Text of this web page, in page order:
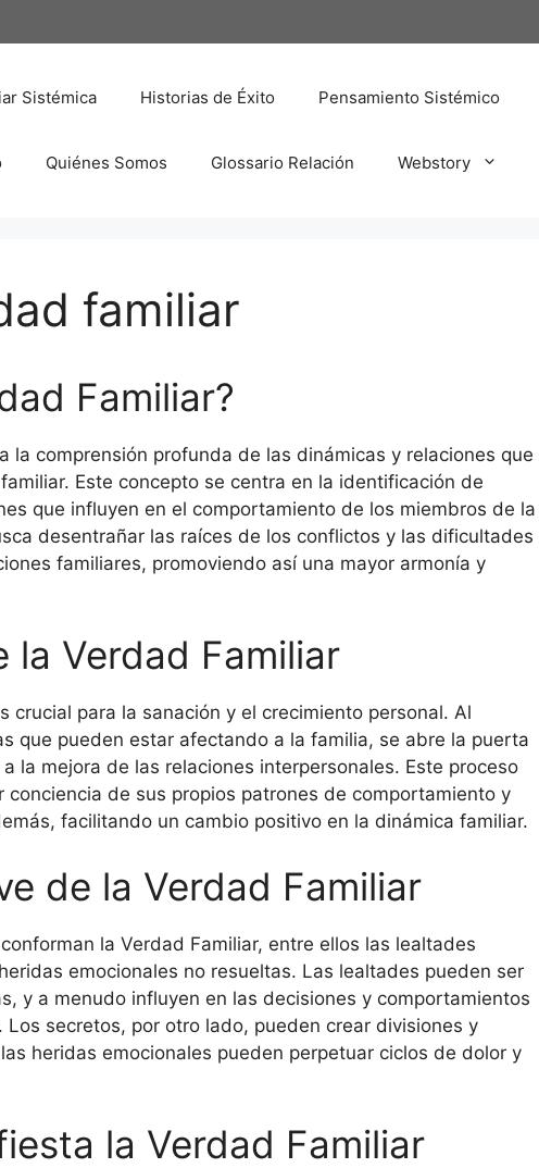
Sistémica Historias de Éxito Pensamiento Sistémico
Quiénes Somos Glossario Relación Webstory
familiar
Familiar?
la comprensión profunda de las dinámicas y relaciones que
Este concepto se centra en la identificación de
que influyen en el comportamiento de los miembros de la
desentrañar las raíces de los conflictos y las dificultades
familiares, promoviendo así una mayor armonía y
la Verdad Familiar
crucial para la sanación y el crecimiento personal. Al
que pueden estar afectando a la familia, se abre la puerta
la mejora de las relaciones interpersonales. Este proceso
de sus propios patrones de comportamiento y
facilitando un cambio positivo en la dinámica familiar.
de la Verdad Familiar
la Verdad Familiar, entre ellos las lealtades
emocionales no resueltas. Las lealtades pueden ser
y a menudo influyen en las decisiones y comportamientos
secretos, por otro lado, pueden crear divisiones y
heridas emocionales pueden perpetuar ciclos de dolor y
la Verdad Familiar